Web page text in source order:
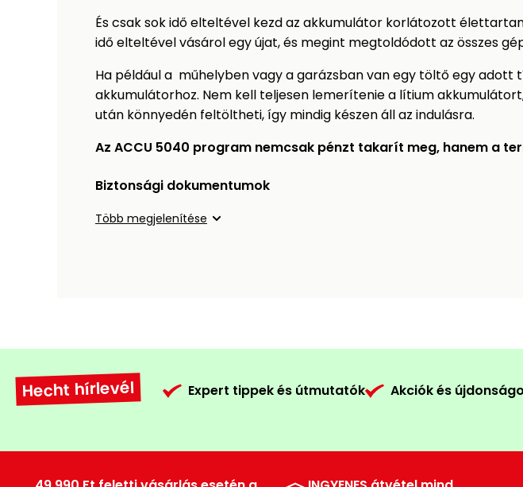
És csak sok idő elteltével kezd az akkumulátor korlátozott
idő elteltével vásárol egy újat, és megint megtoldódott az összes
Ha például a műhelyben vagy a garázsban van egy töltő egy adott
akkumulátorhoz. Nem kell teljesen lemerítenie a lítium
után könnyedén feltöltheti, így mindig készen áll az indulásra.
Az ACCU 5040 program nemcsak pénzt takarít meg, hanem a
Biztonsági dokumentumok
Több megjelenítése
Hecht hírlevél Expert tippek és útmutatók Akciók és